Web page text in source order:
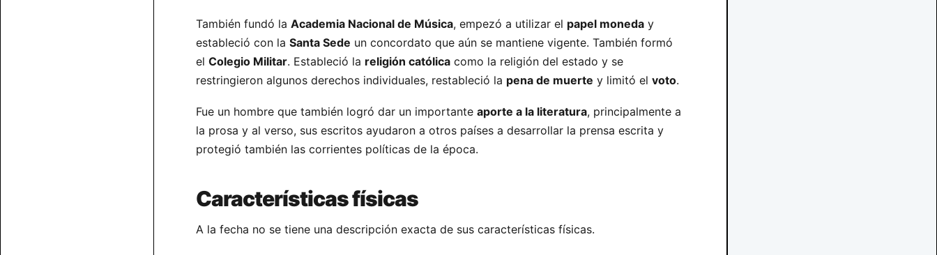
También fundó la Academia Nacional de Música, empezó a utilizar el papel moneda y
estableció con la Santa Sede un concordato que aún se mantiene vigente. También formó
el Colegio Militar. Estableció la religión católica como la religión del estado y se
restringieron algunos derechos individuales, restableció la pena de muerte y limitó el voto.
Fue un hombre que también logró dar un importante aporte a la literatura, principalmente a
la prosa y al verso, sus escritos ayudaron a otros países a desarrollar la prensa escrita y
protegió también las corrientes políticas de la época.
Características físicas
A la fecha no se tiene una descripción exacta de sus características físicas.